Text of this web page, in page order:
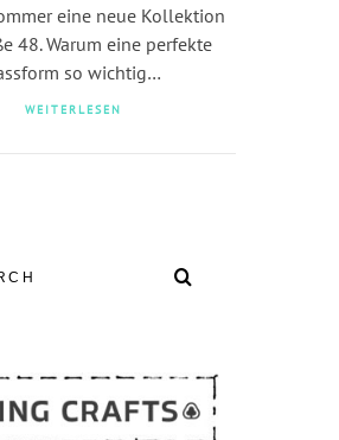
eine neue Kollektion
48. Warum eine perfekte
so wichtig…
WEITERLESEN